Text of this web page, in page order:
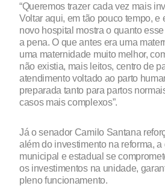
“Queremos trazer cada vez mais
Voltar aqui, em tão pouco tempo, e
novo hospital mostra o quanto
a pena. O que antes era uma
uma maternidade muito melhor,
não existia, mais leitos, centro de
atendimento voltado ao parto
preparada tanto para partos
casos mais complexos”.
Já o senador Camilo Santana
além do investimento na reforma, a
municipal e estadual se
os investimentos na unidade,
pleno funcionamento.